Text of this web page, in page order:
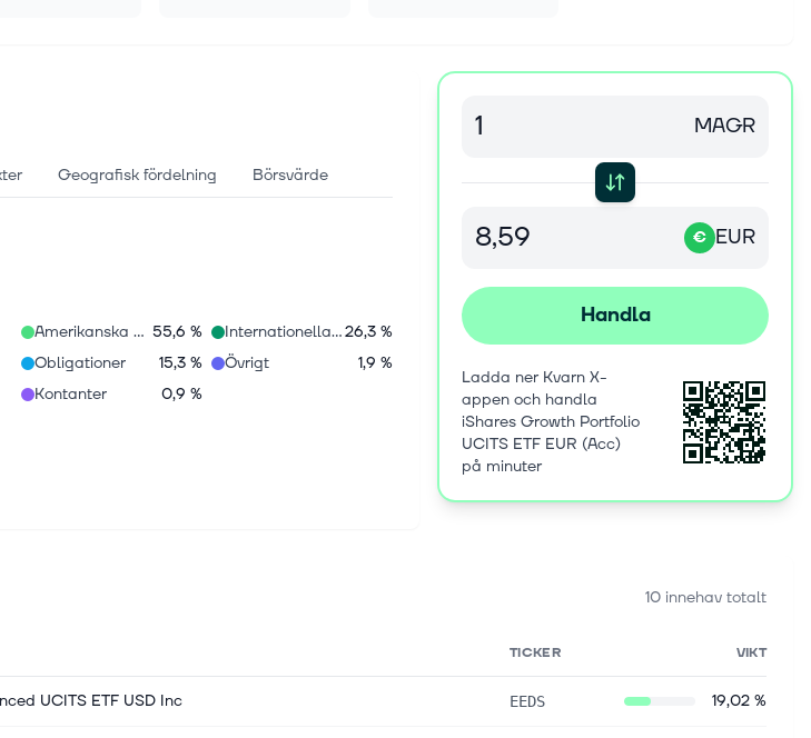
Geografisk fördelning Börsvärde
Amerikanska aktier 55,6 % Internationella aktier26,3 %
Obligationer
15,3 % Övrigt
1,9 %
Kontanter
0,9 %
MAGR
€ EUR
Handla
Ladda ner Kvarn X-
appen och handla
iShares Growth Portfolio
UCITS ETF EUR (Acc)
på minuter
10 innehav totalt
TICKER VIKT
UCITS ETF USD Inc EEDS 19,02 %